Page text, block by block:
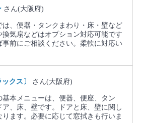
さん(大阪府)
は、便器・タンクまわり・床・壁など
気扇などはオプション対応可能です
前にご相談ください。柔軟に対応い
クス〕 さん(大阪府)
基本メニューは、便器、便座、タン
、床、壁です。ドアと床、壁に関し
ます。必要に応じて窓拭きも行いま